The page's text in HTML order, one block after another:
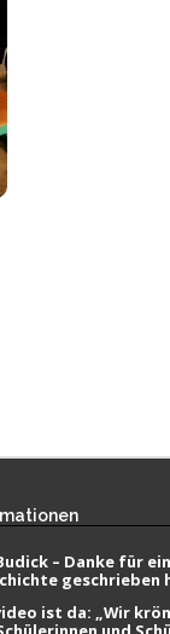
– Danke für
geschrieben
ist da: „Wir